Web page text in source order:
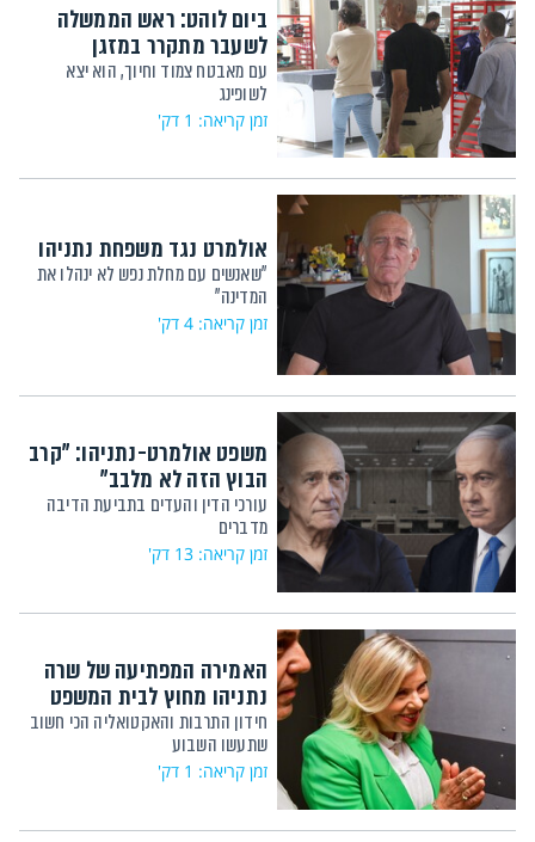
ביום לוהט: ראש הממשלה
לשעבר מתקרר במזגן
עם מאבטח צמוד וחיוך, הוא יצא
לשופינג
זמן קריאה: 1 דק'
אולמרט נגד משפחת נתניהו
"שאנשים עם מחלת נפש לא ינהלו את
המדינה"
זמן קריאה: 4 דק'
משפט אולמרט-נתניהו: "קרב
הבוץ הזה לא מלבב"
עורכי הדין והעדים בתביעת הדיבה
מדברים
זמן קריאה: 13 דק'
האמירה המפתיעה של שרה
נתניהו מחוץ לבית המשפט
חידון התרבות והאקטואליה הכי חשוב
שתעשו השבוע
זמן קריאה: 1 דק'